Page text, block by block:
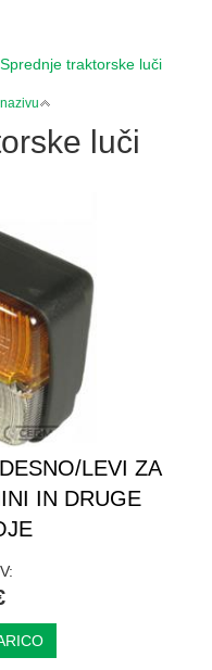
Sprednje traktorske luči
nazivu
luči
LEVI ZA
IN DRUGE